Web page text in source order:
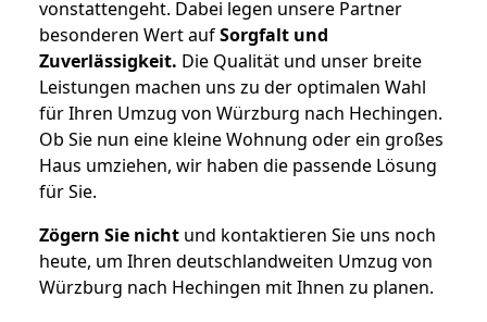
vonstattengeht. Dabei legen unsere Partner
besonderen Wert aufSorgfalt und
Zuverlässigkeit. Die Qualität und unser breite
Leistungen machen uns zu der optimalen Wahl
für Ihren Umzug von Würzburg nach Hechingen.
Ob Sie nun eine kleine Wohnung oder ein großes
Haus umziehen, wir haben die passende Lösung
für Sie.
Zögern Sie nicht und kontaktieren Sie uns noch
heute, um Ihren deutschlandweiten Umzug von
Würzburg nach Hechingen mit Ihnen zu planen.